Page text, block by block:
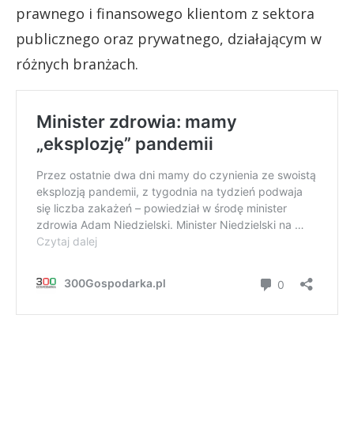
prawnego i finansowego klientom z sektora
publicznego oraz prywatnego, działającym w
różnych branżach.